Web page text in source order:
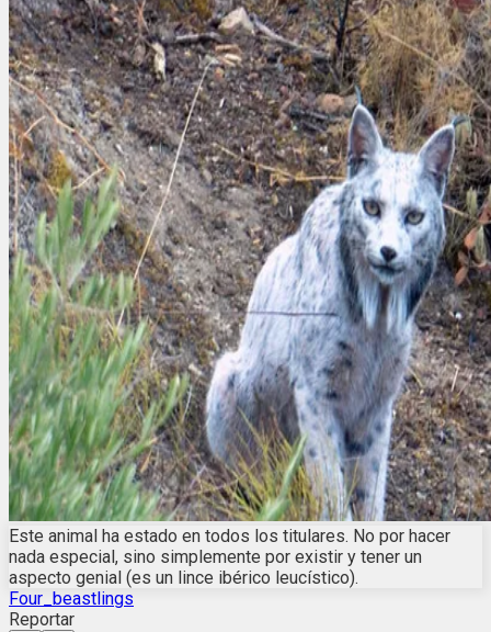
Este animal ha estado en todos los titulares. No por hacer
nada especial, sino simplemente por existir y tener un
aspecto genial (es un lince ibérico leucístico).
Four_beastlings
Reportar